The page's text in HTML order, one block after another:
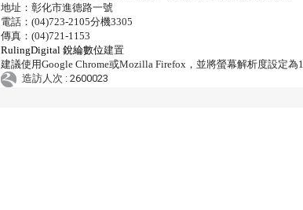
地址：彰化市進德路一號
電話：(04)723-2105分機3305
傳真：(04)721-1153
RulingDigital 銳綸數位建置
建議使用Google Chrome或Mozilla Firefox，並將螢幕解析度設定
造訪人次 : 2600023